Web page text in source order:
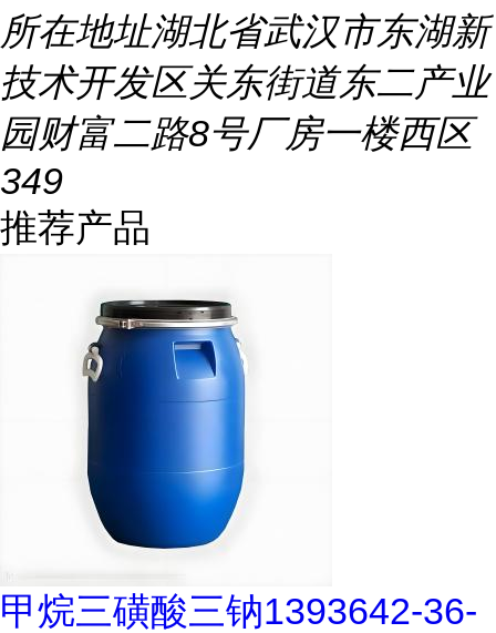
所在地址湖北省武汉市东湖新
技术开发区关东街道东二产业
园财富二路8号厂房一楼西区
349
推荐产品
甲烷三磺酸三钠1393642-36-